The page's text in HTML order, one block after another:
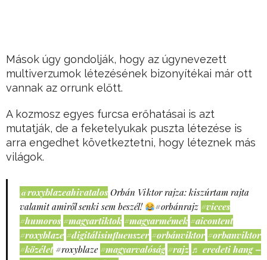
Mások úgy gondolják, hogy az úgynevezett
multiverzumok létezésének bizonyítékai már ott
vannak az orrunk előtt.
A kozmosz egyes furcsa erőhatásai is azt
mutatják, de a feketelyukak puszta létezése is
arra engedhet következtetni, hogy léteznek más
világok.
@roxyblazeahivatalos Orbán Viktor rajza: kiszúrtam rajta
valamit amiről senki sem beszél!
#orbánrajz #vicces
#humoros #magyartiktok #magyarmémek #aicontent
#roxyblaze #digitálisinfluenszer #orbánviktor #orbanviktor
#közélet #roxyblaze #magyarvalóság #rajz ♬ eredeti hang –